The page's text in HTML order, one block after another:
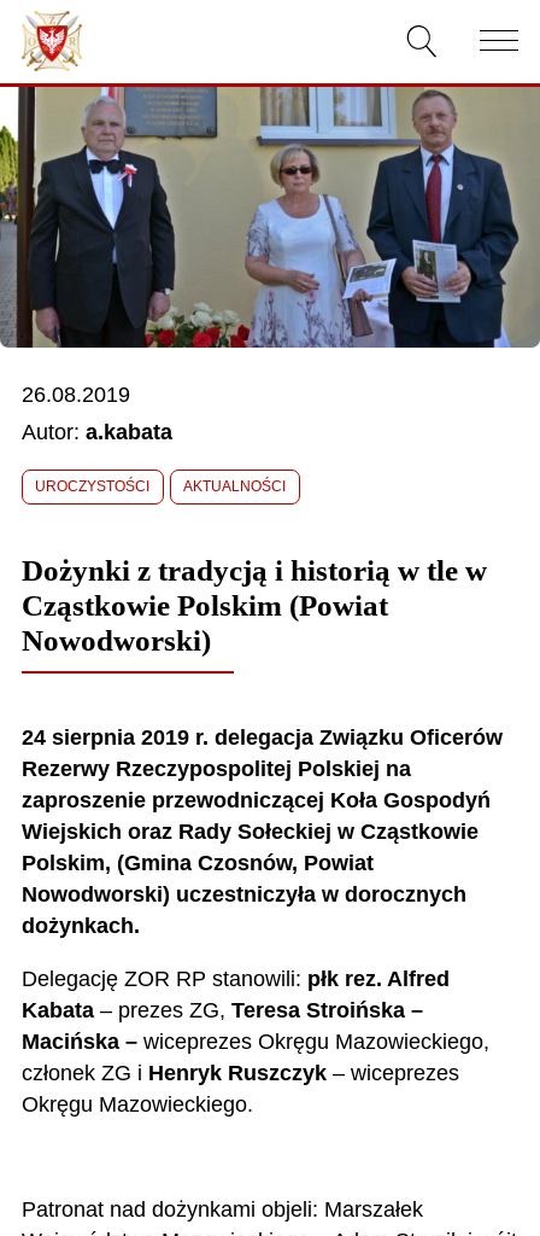
AKTUALNOŚCI
O ZWIĄZKU
DOKUMENTY
WŁADZE
RELACJE FILMOWE
KONKURSY
26.08.2019
Autor: a.kabata
UROCZYSTOŚCI AKTUALNOŚCI
Dożynki z tradycją i historią w tle w
Cząstkowie Polskim (Powiat
Nowodworski)
24 sierpnia 2019 r. delegacja Związku Oficerów
Rezerwy Rzeczypospolitej Polskiej na
zaproszenie przewodniczącej Koła Gospodyń
Wiejskich oraz Rady Sołeckiej w Cząstkowie
Polskim, (Gmina Czosnów, Powiat
Nowodworski) uczestniczyła w dorocznych
dożynkach.
Delegację ZOR RP stanowili: płk rez. Alfred
Kabata – prezes ZG, Teresa Stroińska –
Macińska – wiceprezes Okręgu Mazowieckiego,
członek ZG i Henryk Ruszczyk – wiceprezes
Okręgu Mazowieckiego.
Patronat nad dożynkami objeli: Marszałek